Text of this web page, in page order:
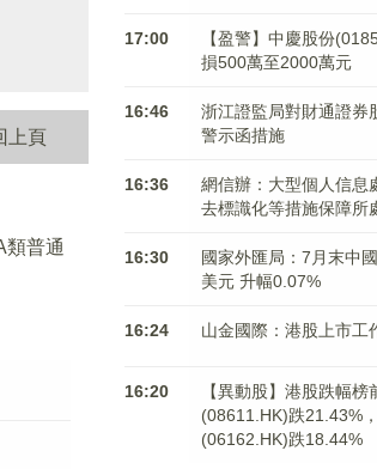
上頁
類普通
17:00
【盈警】中慶股份
損500萬至2000萬元
16:46
浙江證監局對財通證券
警示函措施
16:36
網信辦：大型個人信息
去標識化等措施保障所
16:30
國家外匯局：7月末中
美元 升幅0.07%
16:24 山金國際：港股上市工
16:20
【異動股】港股跌幅榜
(08611.HK)跌21.43%
(06162.HK)跌18.44%